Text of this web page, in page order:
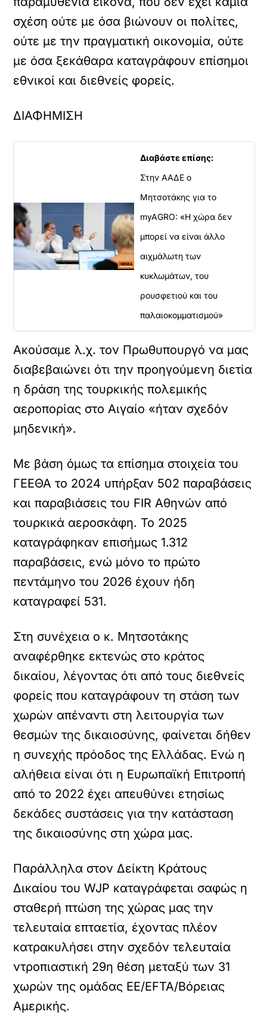
σχέση ούτε με όσα βιώνουν οι πολίτες,
ούτε με την πραγματική οικονομία, ούτε
με όσα ξεκάθαρα καταγράφουν επίσημοι
εθνικοί και διεθνείς φορείς.
ΔΙΑΦΗΜΙΣΗ
Διαβάστε επίσης:
Στην ΑΑΔΕ ο
Μητσοτάκης για το
myAGRO: «Η χώρα δεν
μπορεί να είναι άλλο
αιχμάλωτη των
κυκλωμάτων, του
ρουσφετιού και του
παλαιοκομματισμού»
Ακούσαμε λ.χ. τον Πρωθυπουργό να μας
διαβεβαιώνει ότι την προηγούμενη διετία
η δράση της τουρκικής πολεμικής
αεροπορίας στο Αιγαίο «ήταν σχεδόν
μηδενική».
Με βάση όμως τα επίσημα στοιχεία του
ΓΕΕΘΑ το 2024 υπήρξαν 502 παραβάσεις
και παραβιάσεις του FIR Αθηνών από
τουρκικά αεροσκάφη. Το 2025
καταγράφηκαν επισήμως 1.312
παραβάσεις, ενώ μόνο το πρώτο
πεντάμηνο του 2026 έχουν ήδη
καταγραφεί 531.
Στη συνέχεια ο κ. Μητσοτάκης
αναφέρθηκε εκτενώς στο κράτος
δικαίου, λέγοντας ότι από τους διεθνείς
φορείς που καταγράφουν τη στάση των
χωρών απέναντι στη λειτουργία των
θεσμών της δικαιοσύνης, φαίνεται δήθεν
η συνεχής πρόοδος της Ελλάδας. Ενώ η
αλήθεια είναι ότι η Ευρωπαϊκή Επιτροπή
από το 2022 έχει απευθύνει ετησίως
δεκάδες συστάσεις για την κατάσταση
της δικαιοσύνης στη χώρα μας.
Παράλληλα στον Δείκτη Κράτους
Δικαίου του WJP καταγράφεται σαφώς η
σταθερή πτώση της χώρας μας την
τελευταία επταετία, έχοντας πλέον
κατρακυλήσει στην σχεδόν τελευταία
ντροπιαστική 29η θέση μεταξύ των 31
χωρών της ομάδας ΕΕ/EFTA/Βόρειας
Αμερικής.